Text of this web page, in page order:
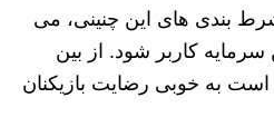
بندی های این چنینی، می
سرمایه کاربر شود. از بین
به خوبی رضایت بازیکنان